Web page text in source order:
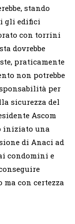
stando
gli edifici
con torrini
dovrebbe
praticamente
non potrebbe
per
sicurezza del
Ascom
iniziato una
di Anaci ad
condomini e
con certezza